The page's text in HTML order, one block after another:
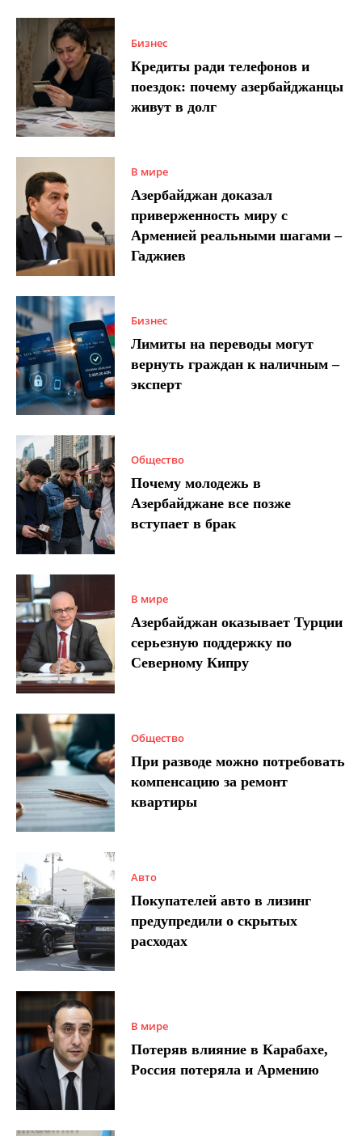
Бизнес
Кредиты ради телефонов и
поездок: почему азербайджанцы
живут в долг
В мире
Азербайджан доказал
приверженность миру с
Арменией реальными шагами –
Гаджиев
Бизнес
Лимиты на переводы могут
вернуть граждан к наличным –
эксперт
Общество
Почему молодежь в
Азербайджане все позже
вступает в брак
В мире
Азербайджан оказывает Турции
серьезную поддержку по
Северному Кипру
Общество
При разводе можно потребовать
компенсацию за ремонт
квартиры
Авто
Покупателей авто в лизинг
предупредили о скрытых
расходах
В мире
Потеряв влияние в Карабахе,
Россия потеряла и Армению